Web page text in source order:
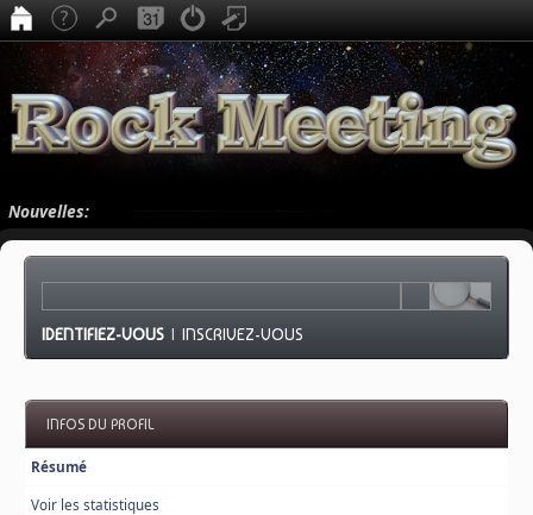
Nouvelles:
IDENTIFIEZ-VOUS |INSCRIVEZ-VOUS
INFOS DU PROFIL
Résumé
Voir les statistiques